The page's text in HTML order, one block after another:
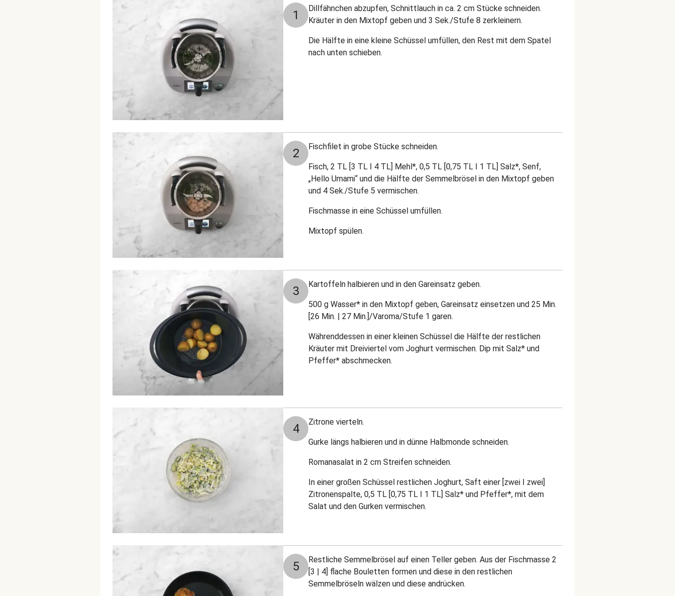
1
Dillfähnchen abzupfen, Schnittlauch in ca. 2 cm Stücke schneiden.
Kräuter in den Mixtopf geben und 3 Sek./Stufe 8 zerkleinern.
Die Hälfte in eine kleine Schüssel umfüllen, den Rest mit dem Spatel
nach unten schieben.
2 Fischfilet in grobe Stücke schneiden.
Fisch, 2 TL [3 TL I 4 TL] Mehl*, 0,5 TL [0,75 TL I 1 TL] Salz*, Senf,
„Hello Umami“ und die Hälfte der Semmelbrösel in den Mixtopf geben
und 4 Sek./Stufe 5 vermischen.
Fischmasse in eine Schüssel umfüllen.
Mixtopf spülen.
3 Kartoffeln halbieren und in den Gareinsatz geben.
500 g Wasser* in den Mixtopf geben, Gareinsatz einsetzen und 25 Min.
[26 Min. | 27 Min.]/Varoma/Stufe 1 garen.
Währenddessen in einer kleinen Schüssel die Hälfte der restlichen
Kräuter mit Dreiviertel vom Joghurt vermischen. Dip mit Salz* und
Pfeffer* abschmecken.
4 Zitrone vierteln.
Gurke längs halbieren und in dünne Halbmonde schneiden.
Romanasalat in 2 cm Streifen schneiden.
In einer großen Schüssel restlichen Joghurt, Saft einer [zwei I zwei]
Zitronenspalte, 0,5 TL [0,75 TL I 1 TL] Salz* und Pfeffer*, mit dem
Salat und den Gurken vermischen.
5
Restliche Semmelbrösel auf einen Teller geben. Aus der Fischmasse 2
[3 | 4] flache Bouletten formen und diese in den restlichen
Semmelbröseln wälzen und diese andrücken.